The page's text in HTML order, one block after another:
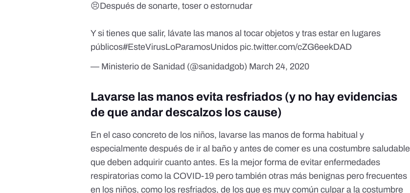
😣Después de sonarte, toser o estornudar
Y si tienes que salir, lávate las manos al tocar objetos y tras estar en lugares
públicos#EsteVirusLoParamosUnidos pic.twitter.com/cZG6eekDAD
— Ministerio de Sanidad (@sanidadgob) March 24, 2020
Lavarse las manos evita resfriados (y no hay evidencias
de que andar descalzos los cause)
En el caso concreto de los niños, lavarse las manos de forma habitual y
especialmente después de ir al baño y antes de comer es una costumbre saludable
que deben adquirir cuanto antes. Es la mejor forma de evitar enfermedades
respiratorias como la COVID-19 pero también otras más benignas pero frecuentes
en los niños, como los resfriados, de los que es muy común culpar a la costumbre